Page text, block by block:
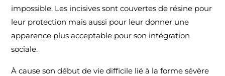
impossible. Les incisives sont couvertes de résine pour
leur protection mais aussi pour leur donner une
apparence plus acceptable pour son intégration
sociale.
À cause son début de vie difficile lié à la forme sévère